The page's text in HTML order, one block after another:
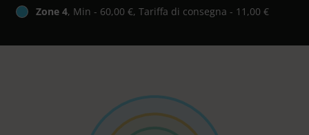
Zone 4, Min - 60,00 €, Tariffa di consegna - 11,00 €